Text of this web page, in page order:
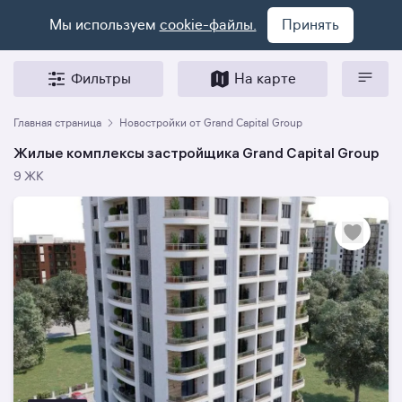
Мы используем cookie-файлы. Принять
Фильтры На карте
Главная страница Новостройки от Grand Capital Group
Жилые комплексы застройщика Grand Capital Group
9 ЖК